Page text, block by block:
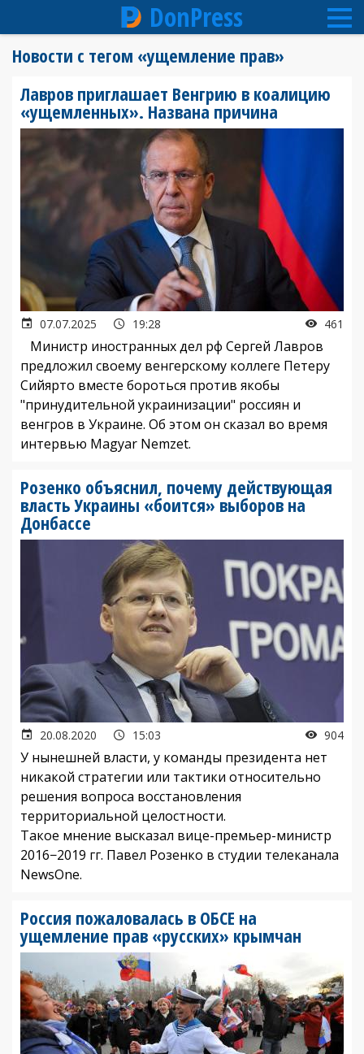
содержанию
DonPress
Новости с тегом «ущемление прав»
Лавров приглашает Венгрию в коалицию
«ущемленных». Названа причина
07.07.2025 19:28 461
Министр иностранных дел рф Сергей Лавров
предложил своему венгерскому коллеге Петеру
Сийярто вместе бороться против якобы
"принудительной украинизации" россиян и
венгров в Украине. Об этом он сказал во время
интервью Magyar Nemzet.
Розенко объяснил, почему действующая
власть Украины «боится» выборов на
Донбассе
20.08.2020 15:03 904
У нынешней власти, у команды президента нет
никакой стратегии или тактики относительно
решения вопроса восстановления
территориальной целостности.
Такое мнение высказал вице-премьер-министр
2016−2019 гг. Павел Розенко в студии телеканала
NewsOne.
Россия пожаловалась в ОБСЕ на
ущемление прав «русских» крымчан